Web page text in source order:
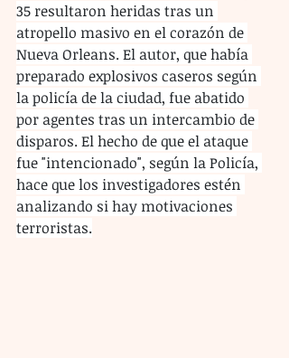
35 resultaron heridas tras un
atropello masivo en el corazón de
Nueva Orleans. El autor, que había
preparado explosivos caseros según
la policía de la ciudad, fue abatido
por agentes tras un intercambio de
disparos. El hecho de que el ataque
fue "intencionado", según la Policía,
hace que los investigadores estén
analizando si hay motivaciones
terroristas.